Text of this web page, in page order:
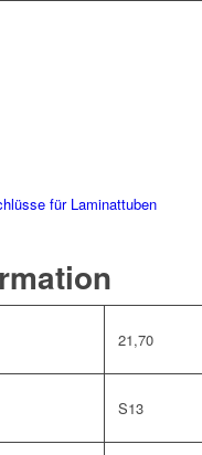
für Laminattuben
21,70
S13